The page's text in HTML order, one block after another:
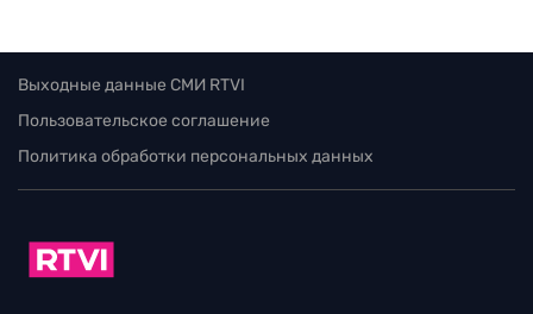
Выходные данные СМИ RTVI
Пользовательское соглашение
Политика обработки персональных данных